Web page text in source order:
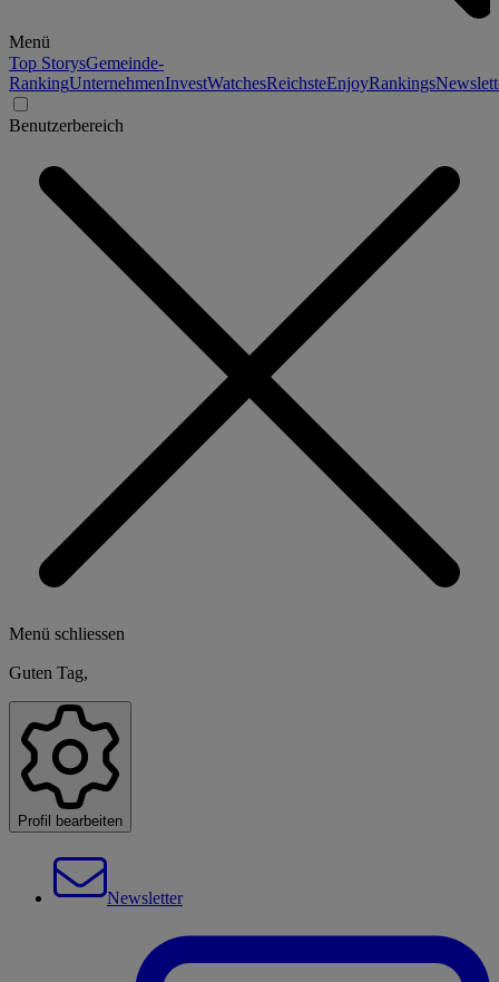
Menü
Top StorysGemeinde-
RankingUnternehmenInvestWatchesReichsteEnjoyRankings
Benutzerbereich
Menü schliessen
Guten Tag,
Profil bearbeiten
Newsletter